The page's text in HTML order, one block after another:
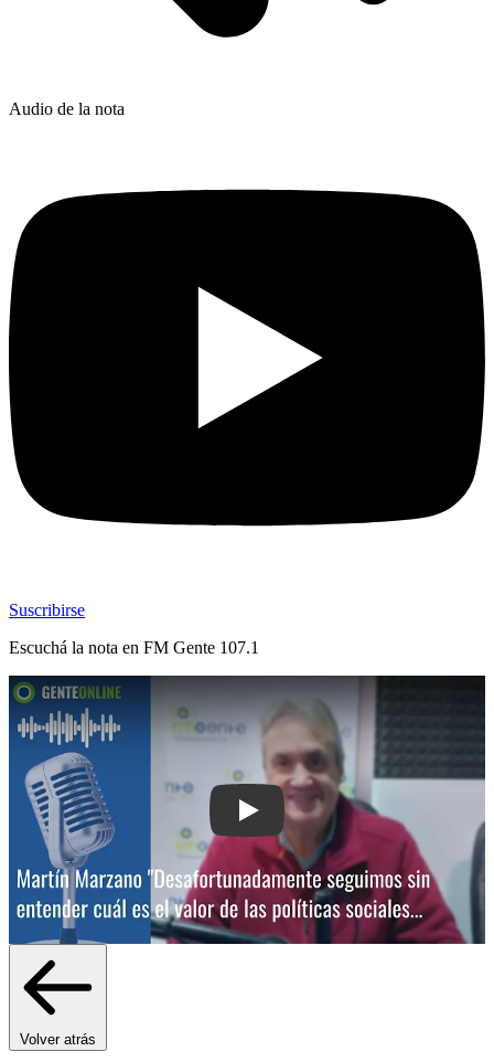
Audio de la nota
Suscribirse
Escuchá la nota en FM Gente 107.1
Play: Martín Marzano:
Volver atrás